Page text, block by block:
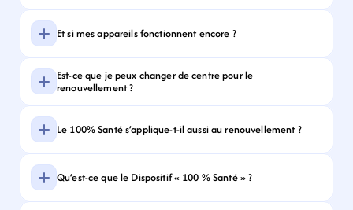
Et si mes appareils fonctionnent encore ?
Est-ce que je peux changer de centre pour le
renouvellement ?
Le 100% Santé s’applique-t-il aussi au renouvellement ?
Qu’est-ce que le Dispositif « 100 % Santé » ?